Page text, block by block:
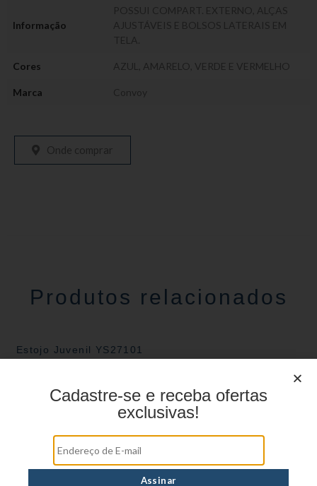
Informação
POSSUI COMPART. EXTERNO, ALÇAS
AJUSTÁVEIS E BOLSOS LATERAIS EM
TELA.
Cores AZUL, AMARELO, VERDE E VERMELHO
Marca Convoy
Onde comprar
Produtos relacionados
Estojo Juvenil YS27101
Cadastre-se e receba ofertas
exclusivas!